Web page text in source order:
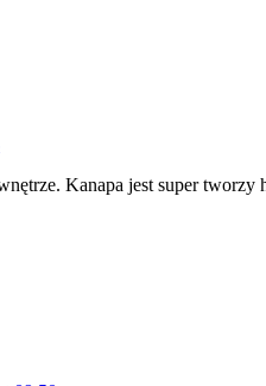
Kanapa jest super tworzy